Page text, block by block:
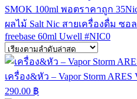
SMOK 100ml พอตราคาถูก
ผลไม้ Salt Nic สายเครื่องดื่ม ซอ
freebase 60ml Uwell #NIC0
เครื่อง&หัว – Vapor Storm
290.00 ฿